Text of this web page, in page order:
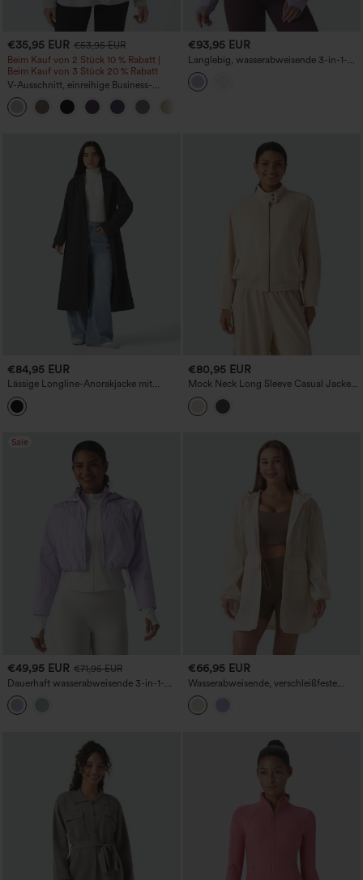
€35,95 EUR €53,95 EUR
Beim Kauf von 2 Stück 10 % Rabatt |
Beim Kauf von 3 Stück 20 % Rabatt
V-Ausschnitt, einreihige Business-
Peplum-Jacke
€93,95 EUR
Langlebig, wasserabweisende 3-in-1-
Wanderjacke mit Stehkragen, gerafften
Ärmeln, Kordelzug, Daumenlöchern
und Taschen
€84,95 EUR
Lässige Longline-Anorakjacke mit
abnehmbarer Kapuze, Kerbkragen,
langen Ärmeln, Gürtel und Taschen
€80,95 EUR
Mock Neck Long Sleeve Casual Jacket
with Pockets
Sale
€49,95 EUR €71,95 EUR
Dauerhaft wasserabweisende 3-in-1-
Laufjacke mit Kapuze, Daumenlöchern,
geschwungenem Saum und Taschen
€66,95 EUR
Wasserabweisende, verschleißfeste
Cargojacke für Wanderungen mit
Kapuze, Kordelzug, abgerundetem
Saum und Taschen